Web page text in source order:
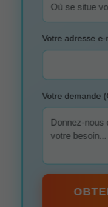
Votre adresse
Votre demande